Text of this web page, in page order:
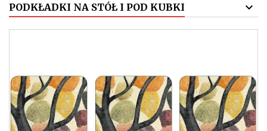
PODKŁADKI NA STÓŁ I POD KUBKI